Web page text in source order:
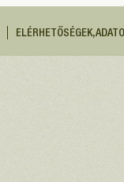
ELÉRHETŐSÉGEK,